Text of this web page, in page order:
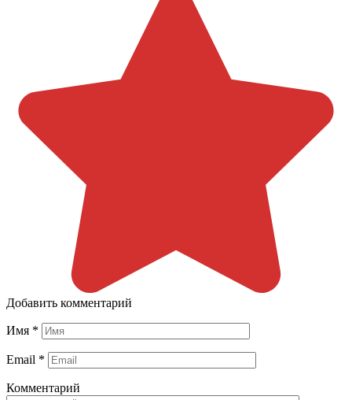
Добавить комментарий
Имя *
Email *
Комментарий